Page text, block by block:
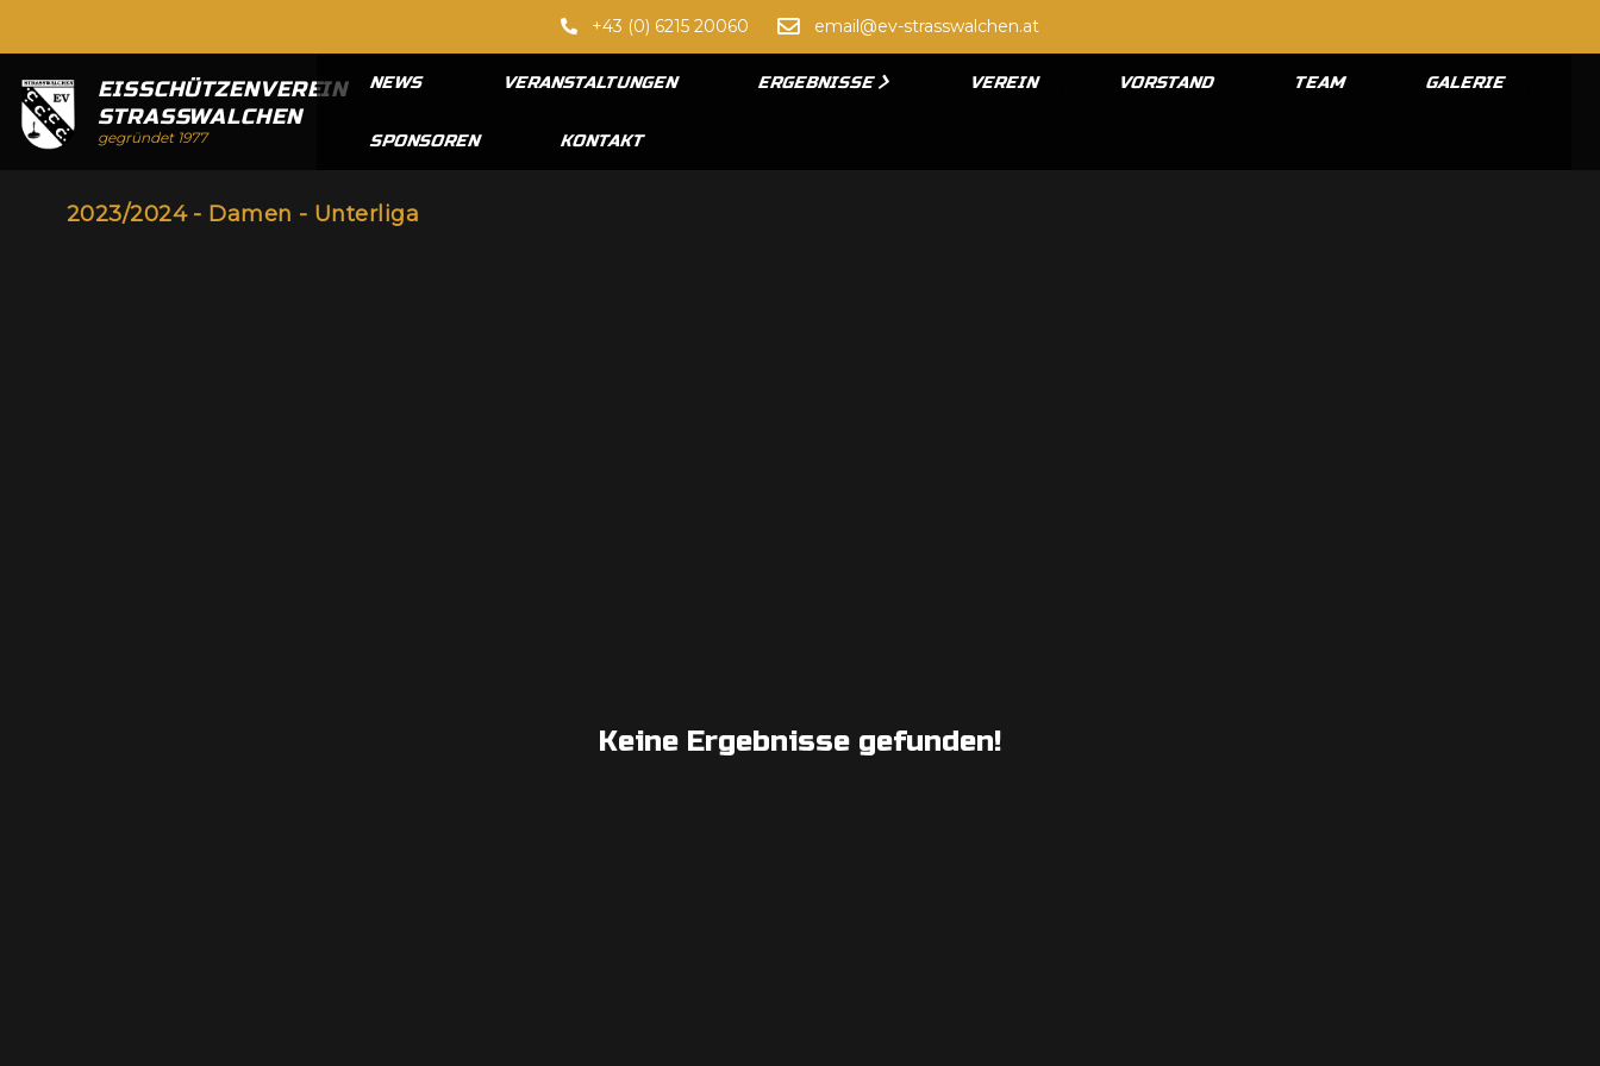
+43 (0) 6215 20060 email@ev-strasswalchen.at
EISSCHÜTZENVEREIN
STRASSWALCHEN
gegründet 1977
NEWS VERANSTALTUNGEN ERGEBNISSE VEREIN VORSTAND TEAM GALERIE
SPONSOREN KONTAKT
2023/2024 - Damen - Unterliga
Keine Ergebnisse gefunden!